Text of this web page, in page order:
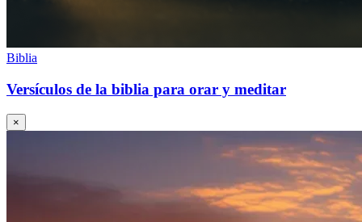
Biblia
Versículos de la biblia para orar y meditar
×